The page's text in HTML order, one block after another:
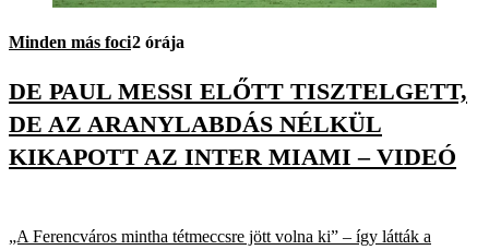
Minden más foci2 órája
DE PAUL MESSI ELŐTT TISZTELGETT,
DE AZ ARANYLABDÁS NÉLKÜL
KIKAPOTT AZ INTER MIAMI – VIDEÓ
„A Ferencváros mintha tétmeccsre jött volna ki” – így látták a